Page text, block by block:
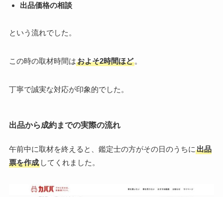
出品価格の相談
という流れでした。
この時の取材時間はおよそ2時間ほど。
丁寧で誠実な対応が印象的でした。
出品から成約までの実際の流れ
午前中に取材を終えると、鑑定士の方がその日のうちに 出品
票を作成してくれました。